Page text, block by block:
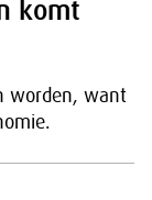
komt
worden, want